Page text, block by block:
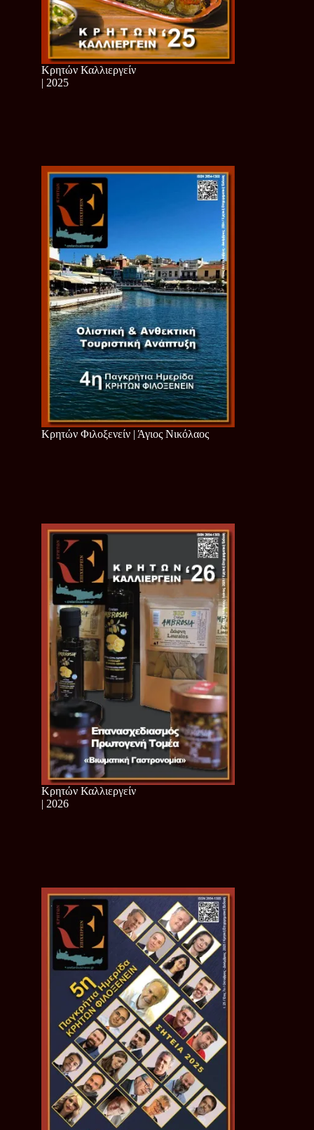
Κρητών Καλλιεργείν
| 2025
Κρητών Φιλοξενείν | Άγιος Νικόλαος
Κρητών Καλλιεργείν
| 2026